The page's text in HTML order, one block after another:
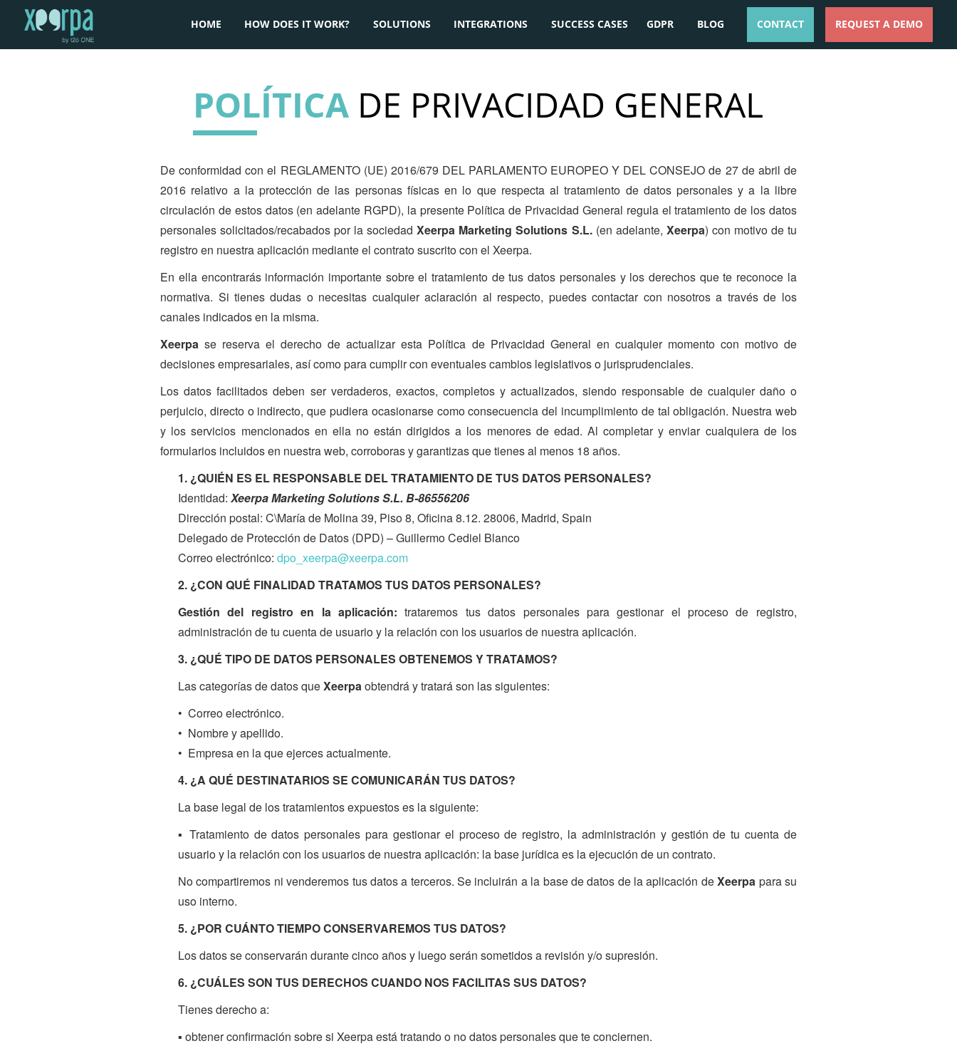
HOME HOW DOES IT WORK? SOLUTIONS INTEGRATIONS SUCCESS CASES GDPR BLOG CONTACT REQUEST A DEMO
POLÍTICA DE PRIVACIDAD GENERAL
De conformidad con el REGLAMENTO (UE) 2016/679 DEL PARLAMENTO EUROPEO Y DEL CONSEJO de 27 de abril de
2016 relativo a la protección de las personas físicas en lo que respecta al tratamiento de datos personales y a la libre
circulación de estos datos (en adelante RGPD), la presente Política de Privacidad General regula el tratamiento de los datos
personales solicitados/recabados por la sociedadXeerpa Marketing Solutions S.L. (en adelante, Xeerpa) con motivo de tu
registro en nuestra aplicación mediante el contrato suscrito con el Xeerpa.
En ella encontrarás información importante sobre el tratamiento de tus datos personales y los derechos que te reconoce la
normativa. Si tienes dudas o necesitas cualquier aclaración al respecto, puedes contactar con nosotros a través de los
canales indicados en la misma.
Xeerpase reserva el derecho de actualizar esta Política de Privacidad General en cualquier momento con motivo de
decisiones empresariales, así como para cumplir con eventuales cambios legislativos o jurisprudenciales.
Los datos facilitados deben ser verdaderos, exactos, completos y actualizados, siendo responsable de cualquier daño o
perjuicio, directo o indirecto, que pudiera ocasionarse como consecuencia del incumplimiento de tal obligación. Nuestra web
y los servicios mencionados en ella no están dirigidos a los menores de edad. Al completar y enviar cualquiera de los
formularios incluidos en nuestra web, corroboras y garantizas que tienes al menos 18 años.
1. ¿QUIÉN ES EL RESPONSABLE DEL TRATAMIENTO DE TUS DATOS PERSONALES?
Identidad:Xeerpa Marketing Solutions S.L. B-86556206
Dirección postal: C\María de Molina 39, Piso 8, Oficina 8.12. 28006, Madrid, Spain
Delegado de Protección de Datos (DPD) – Guillermo Cediel Blanco
Correo electrónico:dpo_xeerpa@xeerpa.com
2. ¿CON QUÉ FINALIDAD TRATAMOS TUS DATOS PERSONALES?
Gestión del registro en la aplicación: trataremos tus datos personales para gestionar el proceso de registro,
administración de tu cuenta de usuario y la relación con los usuarios de nuestra aplicación.
3. ¿QUÉ TIPO DE DATOS PERSONALES OBTENEMOS Y TRATAMOS?
Las categorías de datos queXeerpaobtendrá y tratará son las siguientes:
• Correo electrónico.
• Nombre y apellido.
• Empresa en la que ejerces actualmente.
4. ¿A QUÉ DESTINATARIOS SE COMUNICARÁN TUS DATOS?
La base legal de los tratamientos expuestos es la siguiente:
▪ Tratamiento de datos personales para gestionar el proceso de registro, la administración y gestión de tu cuenta de
usuario y la relación con los usuarios de nuestra aplicación: la base jurídica es la ejecución de un contrato.
No compartiremos ni venderemos tus datos a terceros. Se incluirán a la base de datos de la aplicación deXeerpa para su
uso interno.
5. ¿POR CUÁNTO TIEMPO CONSERVAREMOS TUS DATOS?
Los datos se conservarán durante cinco años y luego serán sometidos a revisión y/o supresión.
6. ¿CUÁLES SON TUS DERECHOS CUANDO NOS FACILITAS SUS DATOS?
Tienes derecho a:
▪ obtener confirmación sobre si Xeerpa está tratando o no datos personales que te conciernen.